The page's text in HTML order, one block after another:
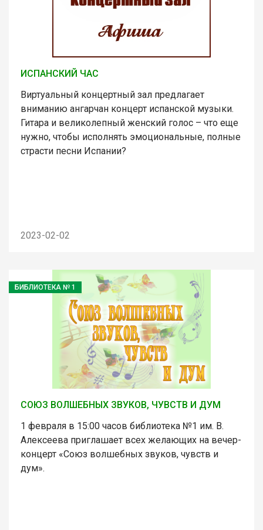
ИСПАНСКИЙ ЧАС
Виртуальный концертный зал предлагает
вниманию ангарчан концерт испанской музыки.
Гитара и великолепный женский голос – что еще
нужно, чтобы исполнять эмоциональные, полные
страсти песни Испании?
2023-02-02
БИБЛИОТЕКА № 1
СОЮЗ ВОЛШЕБНЫХ ЗВУКОВ, ЧУВСТВ И ДУМ
1 февраля в 15:00 часов библиотека №1 им. В.
Алексеева приглашает всех желающих на вечер-
концерт «Союз волшебных звуков, чувств и
дум».